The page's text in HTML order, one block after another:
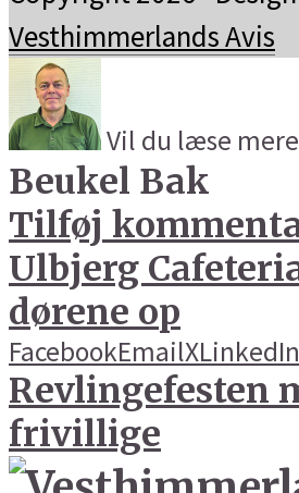
Vesthimmerlands Avis
Vil du læse
Beukel Bak
Tilføj
Ulbjerg
dørene op
FacebookEmailXLinkedIn
Revlingefesten
frivillige